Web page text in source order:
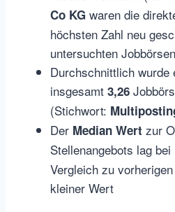
Co KG waren die
höchsten Zahl neu
untersuchten Jobbörsen
Durchschnittlich wurde
insgesamt 3,26
(Stichwort:
Der Median Wert zur
Stellenangebots lag bei
Vergleich zu
kleiner Wert